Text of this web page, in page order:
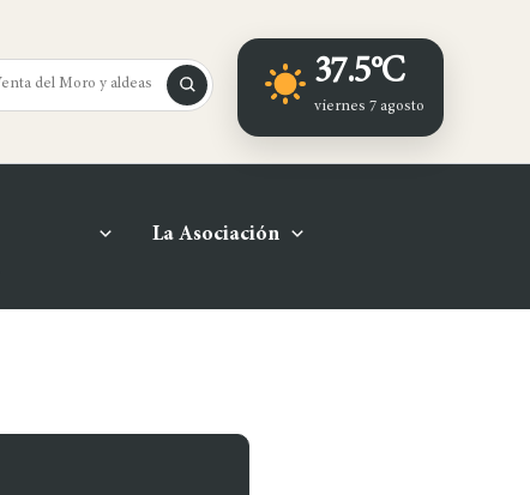
37.5°C
viernes 7 agosto
La Asociación